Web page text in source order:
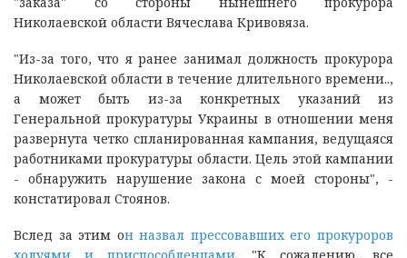
Николаевской области Вячеслава Кривовяза.
"Из-за того, что я ранее занимал должность прокурора
Николаевской области в течение длительного времени..,
а может быть из-за конкретных указаний из
Генеральной прокуратуры Украины в отношении меня
развернута четко спланированная кампания, ведущаяся
работниками прокуратуры области. Цель этой кампании
- обнаружить нарушение закона с моей стороны", -
констатировал Стоянов.
Вслед за этим он назвал прессовавших его прокуроров